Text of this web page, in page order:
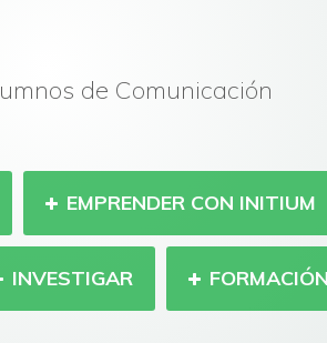
de Comunicación
EMPRENDER CON INITIUM
INVESTIGAR